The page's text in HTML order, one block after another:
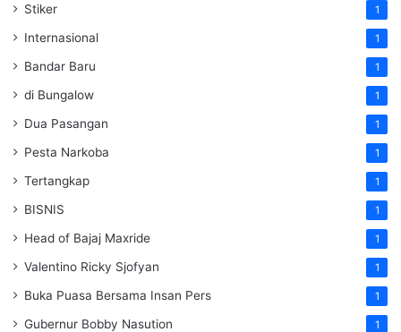
Stiker 1
Internasional 1
Bandar Baru 1
di Bungalow 1
Dua Pasangan 1
Pesta Narkoba 1
Tertangkap 1
BISNIS 1
Head of Bajaj Maxride 1
Valentino Ricky Sjofyan 1
Buka Puasa Bersama Insan Pers 1
Gubernur Bobby Nasution 1